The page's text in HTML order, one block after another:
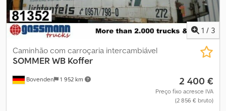
1 / 3
Bovenden 1 952 km
Caminhão com carroçaria intercambiável
SOMMER WB Koffer
2 400 €
Preço fixo acresce IVA
(2 856 € bruto)